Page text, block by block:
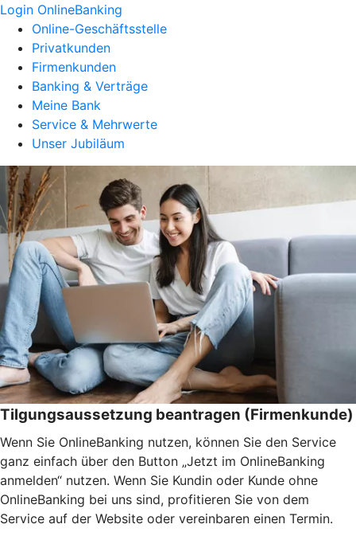
Login OnlineBanking
Online-Geschäftsstelle
Privatkunden
Firmenkunden
Banking & Verträge
Meine Bank
Service & Mehrwerte
Unser Jubiläum
Tilgungsaussetzung beantragen (Firmenkunde)
Wenn Sie OnlineBanking nutzen, können Sie den Service
ganz einfach über den Button „Jetzt im OnlineBanking
anmelden“ nutzen. Wenn Sie Kundin oder Kunde ohne
OnlineBanking bei uns sind, profitieren Sie von dem
Service auf der Website oder vereinbaren einen Termin.